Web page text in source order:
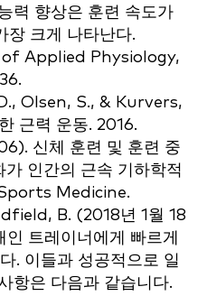
력 향상은 훈련 속도가
장 크게 나타난다.
Applied Physiology,
Olsen, S., & Kurvers,
근력 운동. 2016.
신체 훈련 및 훈련 중
인간의 근속 기하학적
Medicine.
B. (2018년 1월 18
트레이너에게 빠르게
. 이들과 성공적으로 일
항은 다음과 같습니다.